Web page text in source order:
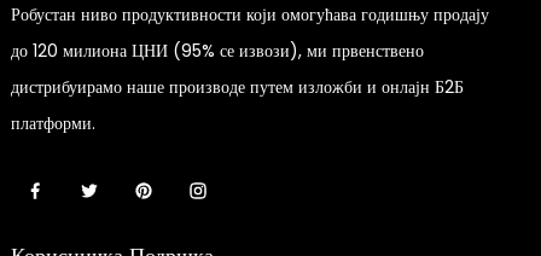
Робустан ниво продуктивности који омогућава годишњу продају
до 120 милиона ЦНИ (95% се извози), ми првенствено
дистрибуирамо наше производе путем изложби и онлајн Б2Б
платформи.